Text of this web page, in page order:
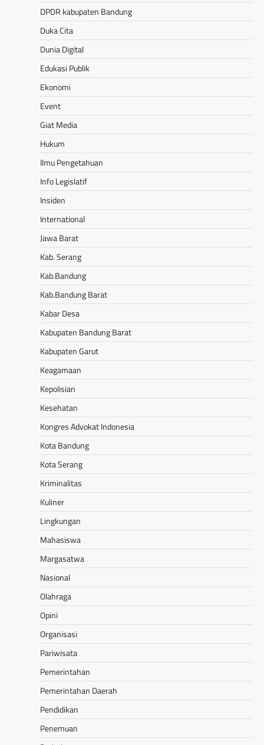
DPDR kabupaten Bandung
Duka Cita
Dunia Digital
Edukasi Publik
Ekonomi
Event
Giat Media
Hukum
Ilmu Pengetahuan
Info Legislatif
Insiden
International
Jawa Barat
Kab. Serang
Kab.Bandung
Kab.Bandung Barat
Kabar Desa
Kabupaten Bandung Barat
Kabupaten Garut
Keagamaan
Kepolisian
Kesehatan
Kongres Advokat Indonesia
Kota Bandung
Kota Serang
Kriminalitas
Kuliner
Lingkungan
Mahasiswa
Margasatwa
Nasional
Olahraga
Opini
Organisasi
Pariwisata
Pemerintahan
Pemerintahan Daerah
Pendidikan
Penemuan